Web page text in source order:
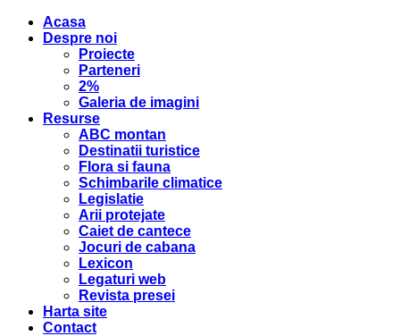
Acasa
Despre noi
Proiecte
Parteneri
2%
Galeria de imagini
Resurse
ABC montan
Destinatii turistice
Flora si fauna
Schimbarile climatice
Legislatie
Arii protejate
Caiet de cantece
Jocuri de cabana
Lexicon
Legaturi web
Revista presei
Harta site
Contact